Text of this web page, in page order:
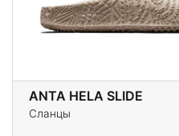
ANTA HELA SLIDE
Сланцы